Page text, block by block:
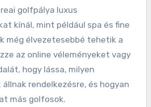
golfpálya luxus
kínál, mint például spa és fine
még élvezetesebbé tehetik a
az online véleményeket vagy
hogy lássa, milyen
rendelkezésre, és hogyan
más golfosok.